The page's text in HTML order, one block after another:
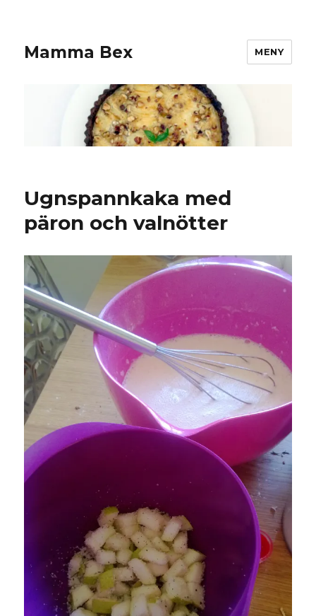
Mamma Bex MENY
Ugnspannkaka med
päron och valnötter